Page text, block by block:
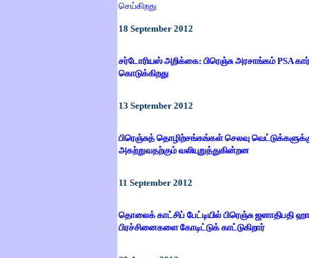
செய்கிறது
18 September 2012
சர்டோரியஸ் அறிக்கை: பிரெஞ்சு அரசாங்கம் PSA
கொடுக்கிறது
13 September 2012
பிரெஞ்சுத் தொழிற்சங்கங்கள் செலவு
அகற்றுவதற்கும் வலியுறுத்துகின்றன
11 September 2012
தொலைக் காட்சிப் பேட்டியில் பிரெஞ்சு ஜனாதிபதி
பிரச்சினைகளை கோடிட்டுக் காட்டுகிறார்